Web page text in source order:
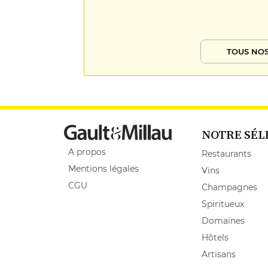
TOUS
A propos
Mentions légales
CGU
NOTRE
Restaurants
Vins
Champagnes
Spiritueux
Domaines
Hôtels
Artisans